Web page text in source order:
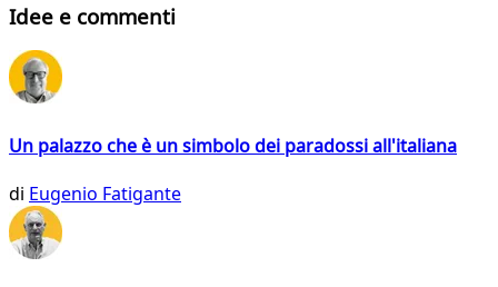
Idee e commenti
Un palazzo che è un simbolo dei paradossi all'italiana
di Eugenio Fatigante